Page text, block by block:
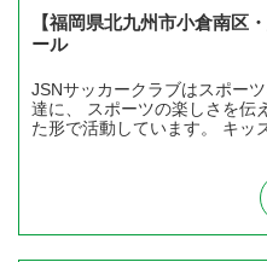
【福岡県北九州市小倉南
ール
JSNサッカークラブはスポー
達に、 スポーツの楽しさを伝
た形で活動しています。 キッ